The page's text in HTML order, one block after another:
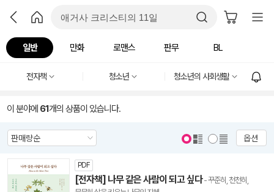
일반 만화 로맨스 판무 BL
전자책 청소년 청소년의 사회생활
이 분야에 61개의 상품이 있습니다.
옵션
PDF
[전자책] 나무 같은 사람이 되고 싶다- 꾸준히, 천천히,